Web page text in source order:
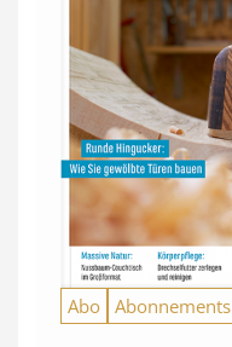
Abo Abonnements